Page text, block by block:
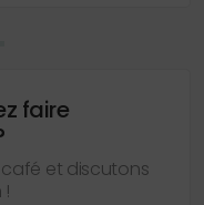
faire
et discutons